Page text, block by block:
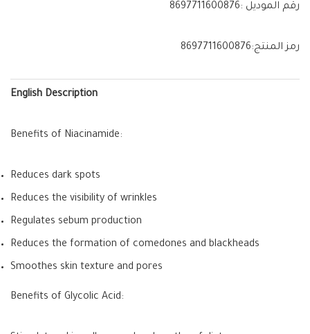
رقم الموديل :8697711600876
رمز المنتج:8697711600876
English Description
Benefits of Niacinamide:
Reduces dark spots
Reduces the visibility of wrinkles
Regulates sebum production
Reduces the formation of comedones and blackheads
Smoothes skin texture and pores
Benefits of Glycolic Acid: